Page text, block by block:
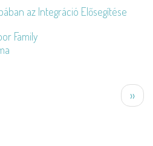
az Integráció Elősegítése
Family
oldal
››